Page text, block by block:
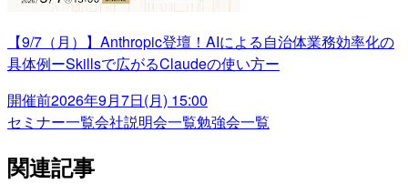
【9/7（月）】Anthropic登壇！AIによる自治体業務効率化の
具体例ーSkillsで広がるClaudeの使い方ー
開催前2026年9月7日(月) 15:00
セミナー一覧会社説明会一覧勉強会一覧
関連記事